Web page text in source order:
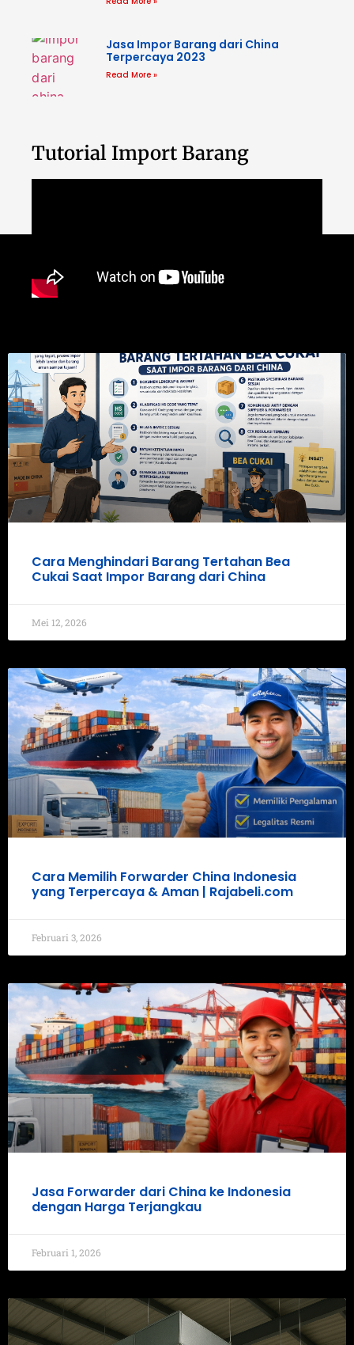
Jasa Impor Barang dari China
Terpercaya 2023
Read More »
Tutorial Import Barang
Cara Menghindari Barang Tertahan Bea
Cukai Saat Impor Barang dari China
Mei 12, 2026
Cara Memilih Forwarder China Indonesia
yang Terpercaya & Aman | Rajabeli.com
Februari 3, 2026
Jasa Forwarder dari China ke Indonesia
dengan Harga Terjangkau
Februari 1, 2026